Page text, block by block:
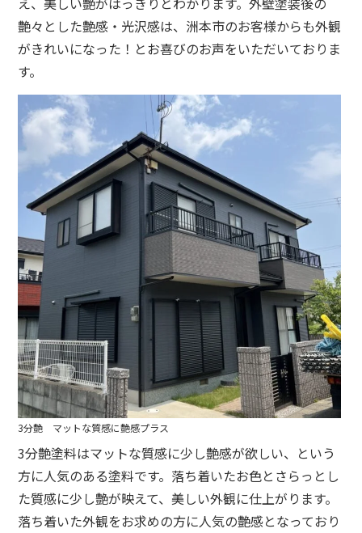
艶々とした艶感・光沢感は、洲本市のお客様からも外観
がきれいになった！とお喜びのお声をいただいておりま
す。
3分艶 マットな質感に艶感プラス
3分艶塗料はマットな質感に少し艶感が欲しい、という
方に人気のある塗料です。落ち着いたお色とさらっとし
た質感に少し艶が映えて、美しい外観に仕上がります。
落ち着いた外観をお求めの方に人気の艶感となっており